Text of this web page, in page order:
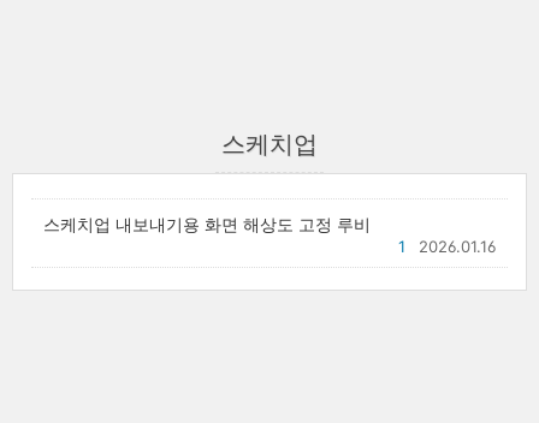
스케치업
스케치업 내보내기용 화면 해상도 고정 루비
2026.01.16
1